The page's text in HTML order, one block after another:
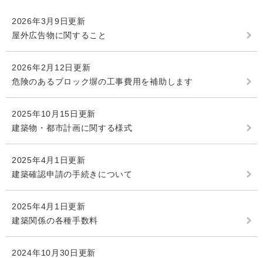
2026年3月9日更新
屋外広告物に関すること
2026年2月12日更新
危険のあるブロック塀の工事費用を補助します
2025年10月15日更新
建築物・都市計画に関する様式
2025年4月1日更新
建築確認申請の手続きについて
2025年4月1日更新
建築関係の各種手数料
2024年10月30日更新